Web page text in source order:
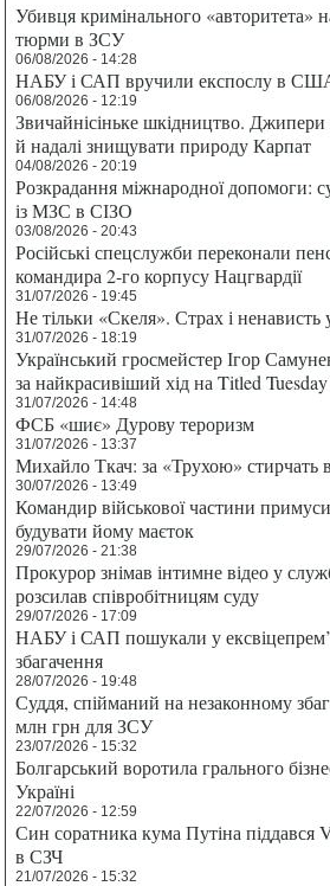
Убивця кримінального «авторитета»
тюрми в ЗСУ
06/08/2026 - 14:28
НАБУ і САП вручили експослу в США
06/08/2026 - 12:19
Звичайнісіньке шкідництво. Джипери
й надалі знищувати природу Карпат
04/08/2026 - 20:19
Розкрадання міжнародної допомоги:
із МЗС в СІЗО
03/08/2026 - 20:43
Російські спецслужби переконали
командира 2-го корпусу Нацгвардії
31/07/2026 - 19:45
Не тільки «Скеля». Страх і
31/07/2026 - 18:19
Український гросмейстер Ігор
за найкрасивіший хід на Titled Tuesday
31/07/2026 - 14:48
ФСБ «шиє» Дурову тероризм
31/07/2026 - 13:37
Михайло Ткач: за «Трухою» стирчать
30/07/2026 - 13:49
Командир військової частини
будувати йому маєток
29/07/2026 - 21:38
Прокурор знімав інтимне відео у
розсилав співробітницям суду
29/07/2026 - 17:09
НАБУ і САП пошукали у
збагачення
28/07/2026 - 19:48
Суддя, спійманий на незаконному
млн грн для ЗСУ
23/07/2026 - 15:32
Болгарський воротила грального
Україні
22/07/2026 - 12:59
Син соратника кума Путіна піддався
в СЗЧ
21/07/2026 - 15:32